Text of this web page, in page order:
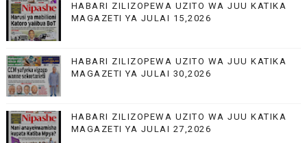
HABARI ZILIZOPEWA UZITO WA JUU KATIKA
MAGAZETI YA JULAI 15,2026
HABARI ZILIZOPEWA UZITO WA JUU KATIKA
MAGAZETI YA JULAI 30,2026
HABARI ZILIZOPEWA UZITO WA JUU KATIKA
MAGAZETI YA JULAI 27,2026